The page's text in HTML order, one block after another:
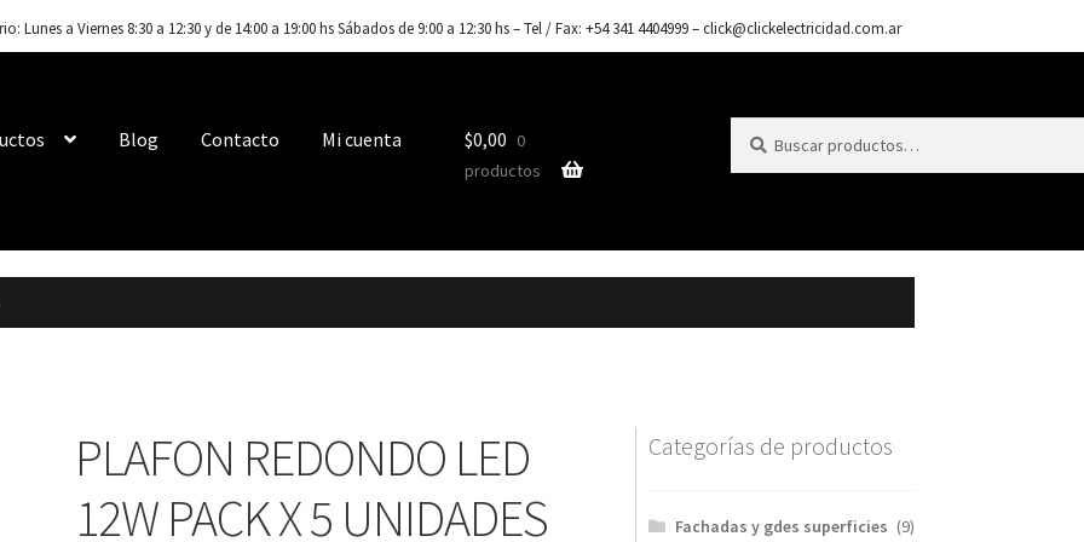
Lunes a Viernes 8:30 a 12:30 y de 14:00 a 19:00 hs Sábados de 9:00 a 12:30 hs – Tel / Fax: +54 341 4404999 – click@clickelectricidad.com.ar
por:
Blog Contacto Mi cuenta $0,00 0
productos
PLAFON REDONDO LED
12W PACK X 5 UNIDADES
Categorías de productos
Fachadas y gdes superficies (9)